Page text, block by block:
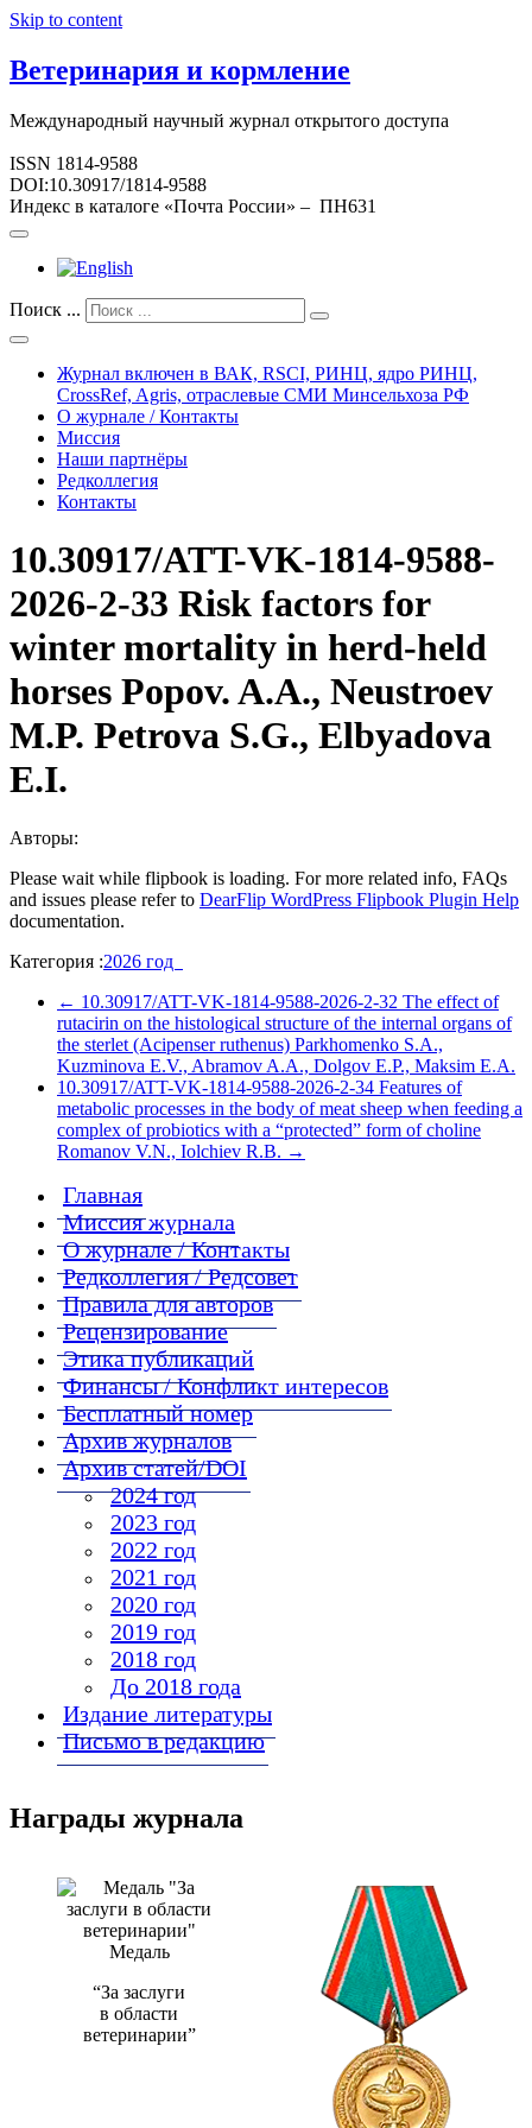
Skip to content
Ветеринария и кормление
Международный научный журнал открытого доступа
ISSN 1814-9588
DOI:10.30917/1814-9588
Индекс в каталоге «Почта России» – ПН631
Поиск ...
Журнал включен в ВАК, RSCI, РИНЦ, ядро РИНЦ,
CrossRef, Agris, отраслевые СМИ Минсельхоза РФ
О журнале / Контакты
Миссия
Наши партнёры
Редколлегия
Контакты
10.30917/ATT-VK-1814-9588-
2026-2-33 Risk factors for
winter mortality in herd-held
horses Popov. A.A., Neustroev
M.P. Petrova S.G., Elbyadova
E.I.
Авторы:
Please wait while flipbook is loading. For more related info, FAQs
and issues please refer to DearFlip WordPress Flipbook Plugin Help
documentation.
Категория :2026 год
← 10.30917/ATT-VK-1814-9588-2026-2-32 The effect of
rutacirin on the histological structure of the internal organs of
the sterlet (Acipenser ruthenus) Parkhomenko S.A.,
Kuzminova E.V., Abramov A.A., Dolgov E.P., Maksim E.A.
10.30917/ATT-VK-1814-9588-2026-2-34 Features of
metabolic processes in the body of meat sheep when feeding a
complex of probiotics with a “protected” form of choline
Romanov V.N., Iolchiev R.B. →
Главная
Миссия журнала
О журнале / Контакты
Редколлегия / Редсовет
Правила для авторов
Рецензирование
Этика публикаций
Финансы / Конфликт интересов
Бесплатный номер
Архив журналов
Архив статей/DOI
2024 год
2023 год
2022 год
2021 год
2020 год
2019 год
2018 год
До 2018 года
Издание литературы
Письмо в редакцию
Награды журнала
Медаль
“За заслуги
в области
ветеринарии”